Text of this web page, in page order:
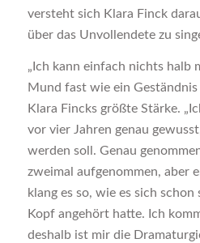
versteht sich Klara Finck
über das Unvollendete zu
„Ich kann einfach nichts halb
Mund fast wie ein
Klara Fincks größte Stärke.
vor vier Jahren genau
werden soll. Genau
zweimal aufgenommen, aber
klang es so, wie es sich
Kopf angehört hatte. Ich
deshalb ist mir die